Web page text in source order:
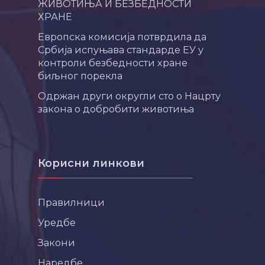
ЖИВОТИЊА И БЕЗБЕДНОСТИ
ХРАНЕ
Европска комисија потврдила да
Србија испуњава стандарде ЕУ у
контроли безбедности хране
биљног порекла
Одржан други округли сто о Нацрту
закона о добробити животиња
Корисни линкови
Правилници
Уредбе
Закони